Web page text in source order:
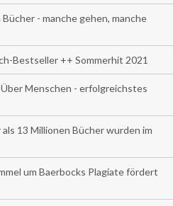
- manche gehen, manche
Bestseller ++ Sommerhit 2021
Menschen - erfolgreichstes
13 Millionen Bücher wurden im
um Baerbocks Plagiate fördert